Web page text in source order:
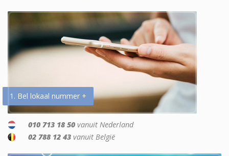
1. Bel lokaal nummer +
010 713 18 50 vanuit Nederland
02 788 12 43 vanuit België